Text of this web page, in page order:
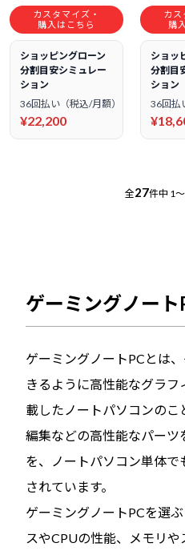
カスタマイズ・
購入はこちら
ショッピングローン
分割目安シミュレー
ション
36回払い（税込/月額）
¥22,200
カス
購
ショッ
分割目
ション
36回払
全27件中 1
ゲーミングノート
ゲーミングノートPCとは
きるように高性能なグラ
載したノートパソコンのこ
編集などの高性能なパーツ
を、ノートパソコン単体
されています。
ゲーミングノートPCを選
スやCPUの性能、メモリ